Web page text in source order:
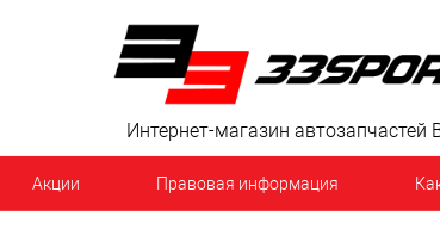
Интернет-магазин автозапчастей
Акции Правовая информация